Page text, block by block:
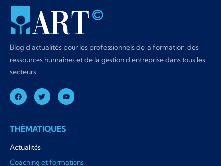
Blog d'actualités pour les professionnels de la formation, des
ressources humaines et de la gestion d'entreprise dans tous les
secteurs.
THÈMATIQUES
Actualités
Coaching et formations